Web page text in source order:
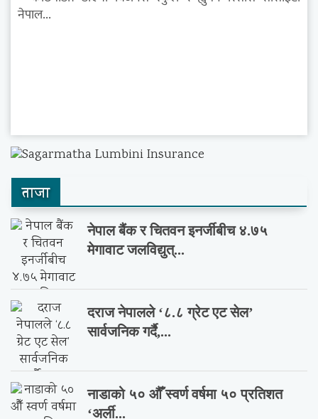
नेपाल...
ताजा
नेपाल बैंक र चितवन इनर्जीबीच ४.७५
मेगावाट जलविद्युत्...
दराज नेपालले ‘८.८ ग्रेट एट सेल’
सार्वजनिक गर्दै,...
नाडाको ५० औँ स्वर्ण वर्षमा ५० प्रतिशत
‘अर्ली...